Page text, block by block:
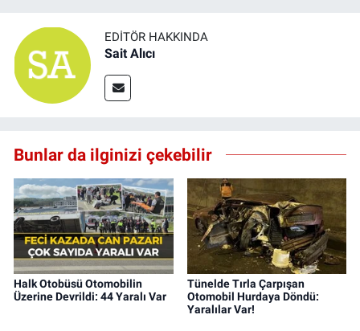
EDITÖR HAKKINDA
Sait Alıcı
Bunlar da ilginizi çekebilir
Halk Otobüsü Otomobilin
Üzerine Devrildi: 44 Yaralı Var
Tünelde Tırla Çarpışan
Otomobil Hurdaya Döndü:
Yaralılar Var!